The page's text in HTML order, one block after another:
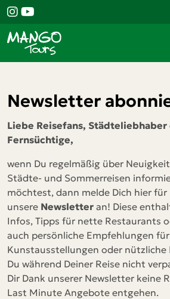
Newsletter
Liebe Reisefans, Städteliebhaber
Fernsüchtige,
wenn Du regelmäßig über
Städte- und Sommerreisen
möchtest, dann melde Dich hier für
unsere Newsletter an! Diese
Infos, Tipps für nette Restaurants
auch persönliche Empfehlungen
Kunstausstellungen oder nützliche
Du während Deiner Reise nicht
Dir Dank unserer Newsletter keine
Last Minute Angebote entgehen.